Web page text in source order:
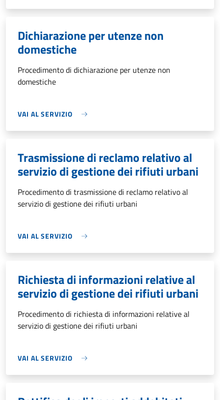
Dichiarazione per utenze non
domestiche
Procedimento di dichiarazione per utenze non
domestiche
VAI AL SERVIZIO
Trasmissione di reclamo relativo al
servizio di gestione dei rifiuti urbani
Procedimento di trasmissione di reclamo relativo al
servizio di gestione dei rifiuti urbani
VAI AL SERVIZIO
Richiesta di informazioni relative al
servizio di gestione dei rifiuti urbani
Procedimento di richiesta di informazioni relative al
servizio di gestione dei rifiuti urbani
VAI AL SERVIZIO